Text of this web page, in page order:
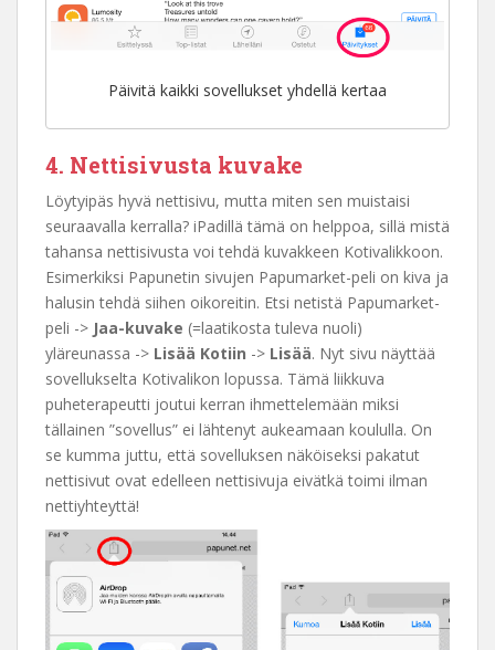
Päivitä kaikki sovellukset yhdellä kertaa
4. Nettisivusta kuvake
Löytyipäs hyvä nettisivu, mutta miten sen muistaisi
seuraavalla kerralla? iPadillä tämä on helppoa, sillä mistä
tahansa nettisivusta voi tehdä kuvakkeen Kotivalikkoon.
Esimerkiksi Papunetin sivujen Papumarket-peli on kiva ja
halusin tehdä siihen oikoreitin. Etsi netistä Papumarket-
peli -> Jaa-kuvake (=laatikosta tuleva nuoli)
yläreunassa -> Lisää Kotiin -> Lisää. Nyt sivu näyttää
sovellukselta Kotivalikon lopussa. Tämä liikkuva
puheterapeutti joutui kerran ihmettelemään miksi
tällainen ”sovellus” ei lähtenyt aukeamaan koululla. On
se kumma juttu, että sovelluksen näköiseksi pakatut
nettisivut ovat edelleen nettisivuja eivätkä toimi ilman
nettiyhteyttä!